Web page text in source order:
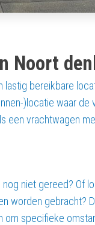
Noort
bereikbare
)locatie waar de
een vrachtwagen
niet gereed? Of
worden gebracht?
specifieke